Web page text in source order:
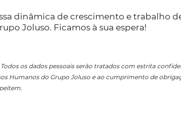
dinâmica de crescimento e trabalho
Joluso. Ficamos à sua espera!
Todos os dados pessoais serão tratados com estrita
Humanos do Grupo Joluso e ao cumprimento de